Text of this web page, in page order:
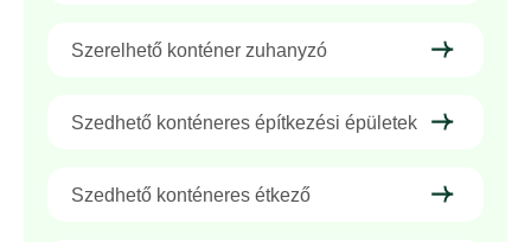
Szerelhető konténer zuhanyzó
Szedhető konténeres építkezési épületek
Szedhető konténeres étkező